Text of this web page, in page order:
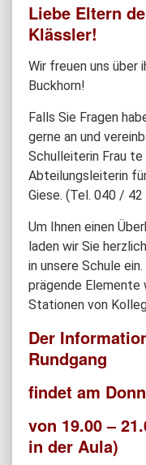
Liebe Eltern
Klässler!
Wir freuen uns über
Buckhorn!
Falls Sie Fragen
gerne an und
Schulleiterin Frau
Abteilungsleiterin
Giese. (Tel. 040 /
Um Ihnen einen
laden wir Sie
in unsere Schule
prägende Elemente
Stationen von
Der
Rundgang
findet am
von 19.00 –
in der Aula)